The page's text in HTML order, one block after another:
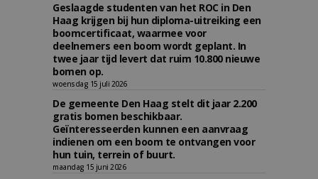
Geslaagde studenten van het ROC in Den
Haag krijgen bij hun diploma-uitreiking een
boomcertificaat, waarmee voor
deelnemers een boom wordt geplant. In
twee jaar tijd levert dat ruim 10.800 nieuwe
bomen op.
woensdag 15 juli 2026
De gemeente Den Haag stelt dit jaar 2.200
gratis bomen beschikbaar.
Geïnteresseerden kunnen een aanvraag
indienen om een boom te ontvangen voor
hun tuin, terrein of buurt.
maandag 15 juni 2026